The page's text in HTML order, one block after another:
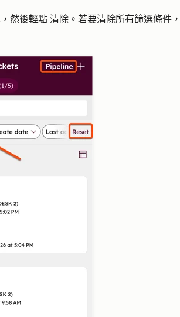
，然後輕點 清除 。若要清除所有篩選條件